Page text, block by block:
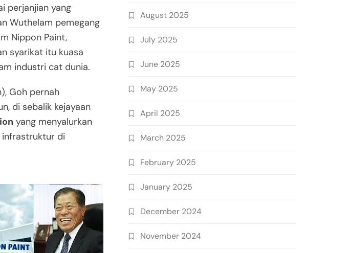
perjanjian yang
Wuthelam pemegang
Nippon Paint,
syarikat itu kuasa
industri cat dunia.
Goh pernah
di sebalik kejayaan
yang menyalurkan
infrastruktur di
August 2025
July 2025
June 2025
May 2025
April 2025
March 2025
February 2025
January 2025
December 2024
November 2024